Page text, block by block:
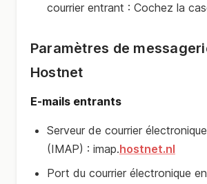
courrier entrant : Cochez la
Paramètres de
Hostnet
E-mails entrants
Serveur de courrier
(IMAP) : imap.hostnet.nl
Port du courrier électronique